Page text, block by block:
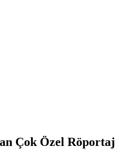
Çok Özel Röportaj